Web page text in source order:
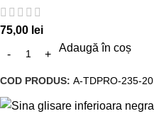
75,00 lei
Adaugă în coș
COD PRODUS: A-TDPRO-235-20